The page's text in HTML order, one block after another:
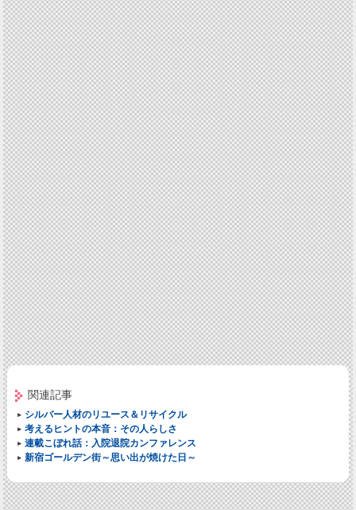
関連記事
シルバー人材のリユース＆リサイクル
考えるヒントの本音：その人らしさ
連載こぼれ話：入院退院カンファレンス
新宿ゴールデン街～思い出が焼けた日～